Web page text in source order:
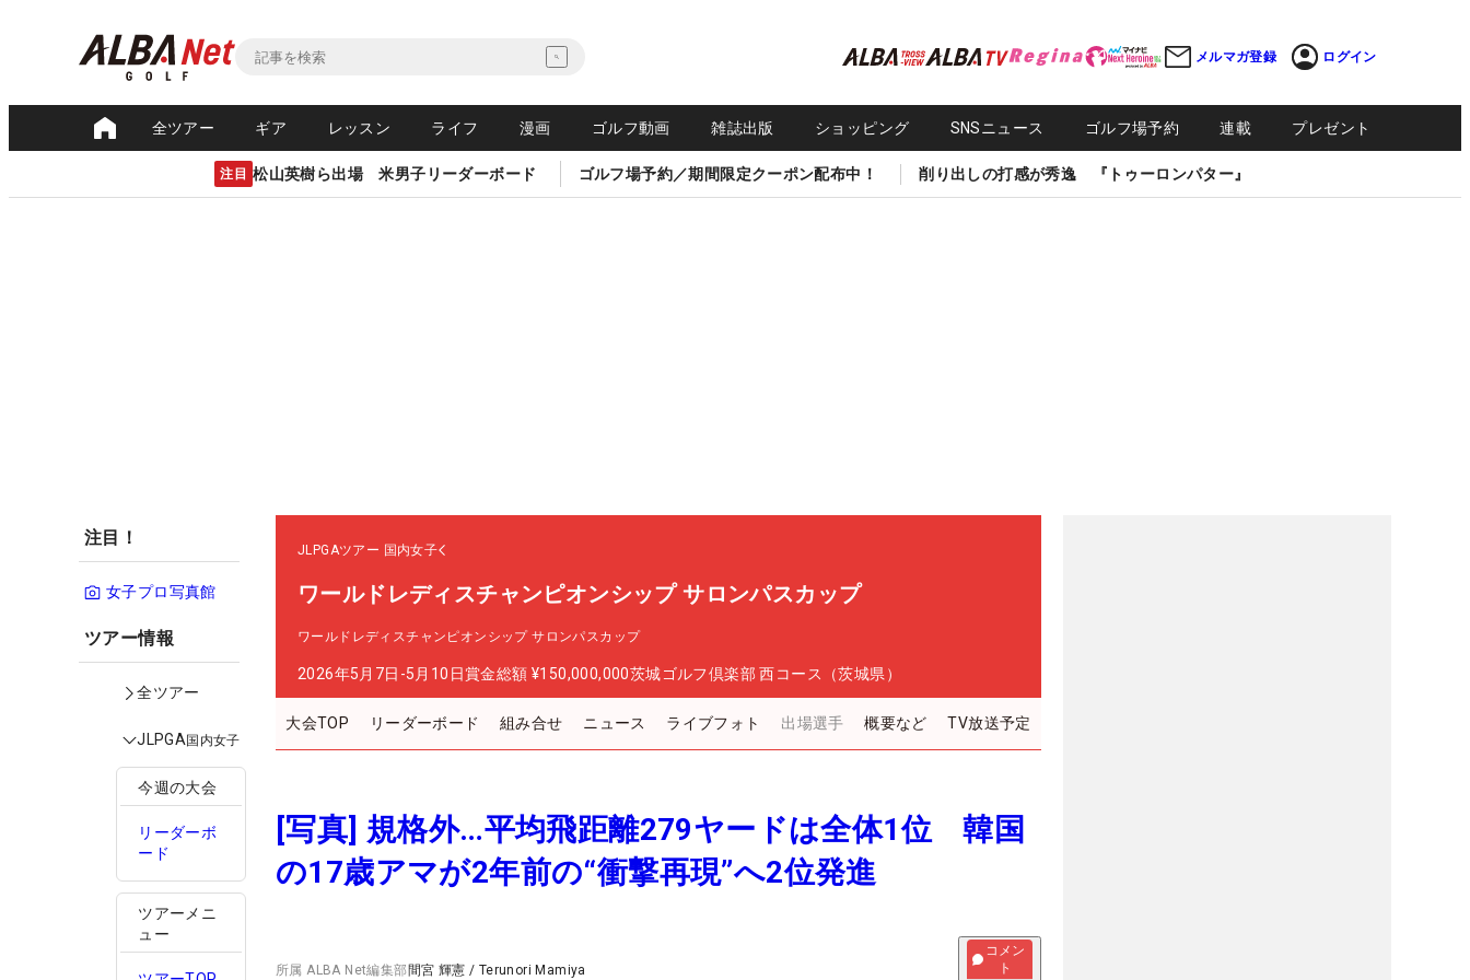
メルマガ登録 ログイン
全ツアー ギア レッスン ライフ 漫画 ゴルフ動画 雑誌出版 ショッピング SNSニュース ゴルフ場予約 連載 プレゼント
注目 松山英樹ら出場 米男子リーダーボード ゴルフ場予約／期間限定クーポン配布中！ 削り出しの打感が秀逸 『トゥーロンパター』
注目！
女子プロ写真館
ツアー情報
全ツアー
JLPGA国内女子
今週の大会
リーダーボ
ード
ツアーメニ
ュー
JLPGAツアー 国内女子
ワールドレディスチャンピオンシップ サロンパスカップ
ワールドレディスチャンピオンシップ サロンパスカップ
2026年5月7日-5月10日賞金総額 ¥150,000,000茨城ゴルフ倶楽部 西コース（茨城県）
大会TOP リーダーボード 組み合せ ニュース ライブフォト 出場選手 概要など TV放送予定
[写真] 規格外…平均飛距離279ヤードは全体1位 韓国
の17歳アマが2年前の“衝撃再現”へ2位発進
所属ALBA Net編集部間宮 輝憲 / Terunori Mamiya
コメン
ト